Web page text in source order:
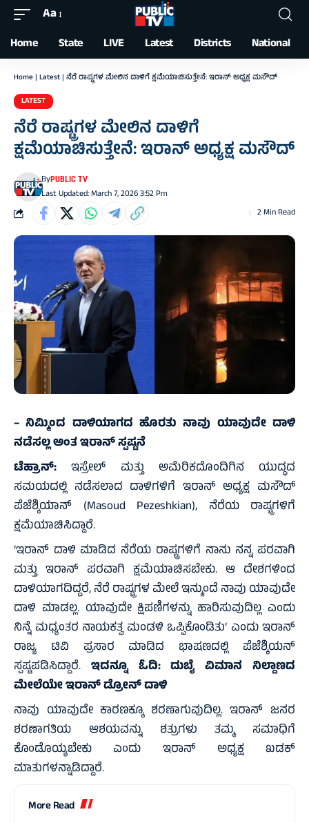
Font
Resizer
Aa
Home State LIVE Latest Districts National
Home | Latest | ನೆರೆ ರಾಷ್ಟ್ರಗಳ ಮೇಲಿನ ದಾಳಿಗೆ ಕ್ಷಮೆಯಾಚಿಸುತ್ತೇನೆ: ಇರಾನ್‌ ಅಧ್ಯಕ್ಷ ಮಸೌದ್‌
LATEST
ನೆರೆ ರಾಷ್ಟ್ರಗಳ ಮೇಲಿನ ದಾಳಿಗೆ
ಕ್ಷಮೆಯಾಚಿಸುತ್ತೇನೆ: ಇರಾನ್‌ ಅಧ್ಯಕ್ಷ ಮಸೌದ್‌
Last Updated: March 7, 2026 3:52 Pm
ByPUBLIC TV
2 Min Read
– ನಿಮ್ಮಿಂದ ದಾಳಿಯಾಗದ ಹೊರತು ನಾವು ಯಾವುದೇ ದಾಳಿ
ನಡೆಸಲ್ಲ ಅಂತ ಇರಾನ್‌ ಸ್ಪಷ್ಟನೆ
ಟೆಹ್ರಾನ್:‌ ಇಸ್ರೇಲ್ ಮತ್ತು ಅಮೆರಿಕದೊಂದಿಗಿನ ಯುದ್ಧದ
ಸಮಯದಲ್ಲಿ ನಡೆಸಲಾದ ದಾಳಿಗಳಿಗೆ ಇರಾನ್ ಅಧ್ಯಕ್ಷ ಮಸೌದ್
ಪೆಜೆಶ್ಕಿಯಾನ್ (Masoud Pezeshkian), ನೆರೆಯ ರಾಷ್ಟ್ರಗಳಿಗೆ
ಕ್ಷಮೆಯಾಚಿಸಿದ್ದಾರೆ.
‘ಇರಾನ್ ದಾಳಿ ಮಾಡಿದ ನೆರೆಯ ರಾಷ್ಟ್ರಗಳಿಗೆ ನಾನು ನನ್ನ ಪರವಾಗಿ
ಮತ್ತು ಇರಾನ್ ಪರವಾಗಿ ಕ್ಷಮೆಯಾಚಿಸಬೇಕು. ಆ ದೇಶಗಳಿಂದ
ದಾಳಿಯಾಗದಿದ್ದರೆ, ನೆರೆ ರಾಷ್ಟ್ರಗಳ ಮೇಲೆ ಇನ್ಮುಂದೆ ನಾವು ಯಾವುದೇ
ದಾಳಿ ಮಾಡಲ್ಲ. ಯಾವುದೇ ಕ್ಷಿಪಣಿಗಳನ್ನು ಹಾರಿಸುವುದಿಲ್ಲ ಎಂದು
ನಿನ್ನೆ ಮಧ್ಯಂತರ ನಾಯಕತ್ವ ಮಂಡಳಿ ಒಪ್ಪಿಕೊಂಡಿತು’ ಎಂದು ಇರಾನ್
ರಾಜ್ಯ ಟಿವಿ ಪ್ರಸಾರ ಮಾಡಿದ ಭಾಷಣದಲ್ಲಿ ಪೆಜೆಶ್ಕಿಯನ್
ಸ್ಪಷ್ಟಪಡಿಸಿದ್ದಾರೆ. ಇದನ್ನೂ ಓದಿ:ದುಬೈ ವಿಮಾನ ನಿಲ್ದಾಣದ
ಮೇಲೆಯೇ ಇರಾನ್‌ ಡ್ರೋನ್‌ ದಾಳಿ
ನಾವು ಯಾವುದೇ ಕಾರಣಕ್ಕೂ ಶರಣಾಗುವುದಿಲ್ಲ. ಇರಾನ್ ಜನರ
ಶರಣಾಗತಿಯ ಆಶಯವನ್ನು ಶತ್ರುಗಳು ತಮ್ಮ ಸಮಾಧಿಗೆ
ಕೊಂಡೊಯ್ಯಬೇಕು ಎಂದು ಇರಾನ್‌ ಅಧ್ಯಕ್ಷ ಖಡಕ್‌
ಮಾತುಗಳನ್ನಾಡಿದ್ದಾರೆ.
More Read